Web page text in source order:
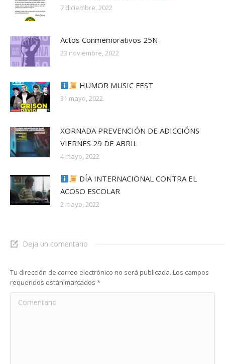
7 diciembre, 2022
Actos Conmemorativos 25N
23 noviembre, 2022
HUMOR MUSIC FEST
31 mayo, 2022
XORNADA PREVENCIÓN DE ADICCIÓNS
VIERNES 29 DE ABRIL
4 mayo, 2022
DÍA INTERNACIONAL CONTRA EL
ACOSO ESCOLAR
2 mayo, 2022
Deja un comentario
Tu dirección de correo electrónico no será publicada. Los campos
requeridos están marcados *
Comentario